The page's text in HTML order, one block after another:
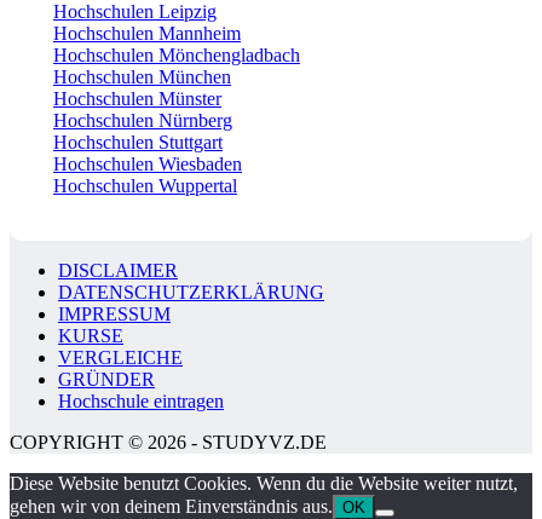
Hochschulen Leipzig
Hochschulen Mannheim
Hochschulen Mönchengladbach
Hochschulen München
Hochschulen Münster
Hochschulen Nürnberg
Hochschulen Stuttgart
Hochschulen Wiesbaden
Hochschulen Wuppertal
DISCLAIMER
DATENSCHUTZERKLÄRUNG
IMPRESSUM
KURSE
VERGLEICHE
GRÜNDER
Hochschule eintragen
COPYRIGHT © 2026 - STUDYVZ.DE
Diese Website benutzt Cookies. Wenn du die Website weiter nutzt,
gehen wir von deinem Einverständnis aus. OK